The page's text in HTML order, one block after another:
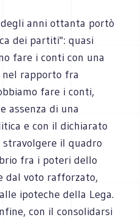
anni ottanta portò
dei partiti": quasi
fare i conti con una
rapporto fra
fare i conti,
assenza di una
e con il dichiarato
il quadro
fra i poteri dello
dal voto rafforzato,
ipoteche della Lega.
con il consolidarsi